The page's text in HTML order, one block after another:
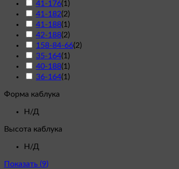
41-176(1 )
41-182(2)
41-188(1 )
42-188(2)
158-84-66(2)
35-164(1 )
40-188(1 )
36-164(1 )
Форма каблука
Н/Д
Высота каблука
Н/Д
Показать (9)